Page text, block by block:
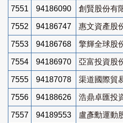
7551 94186090 創賢股份有
7552 94186747 惠文資產股
7553 94186768 擎輝全球股
7554 94186970 亞富投資股
7555 94187078 渠道國際貿
7556 94188626 浩鼎卓匯投
7557 94189553 盧彥勳運動